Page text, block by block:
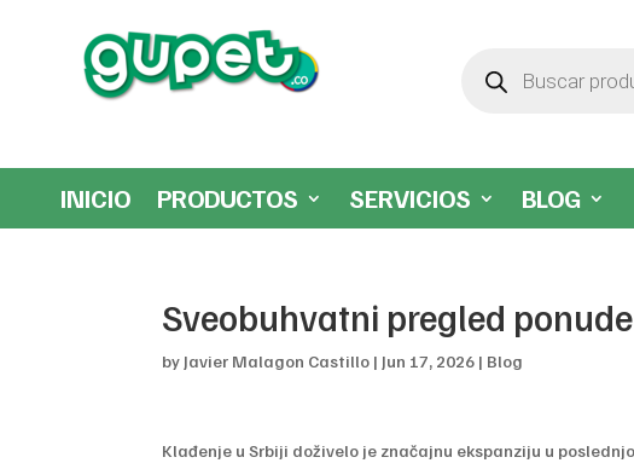
productos
INICIO PRODUCTOS SERVICIOS BLOG
Sveobuhvatni pregled
by Javier Malagon Castillo | Jun 17, 2026 | Blog
Klađenje u Srbiji doživelo je značajnu ekspanziju u